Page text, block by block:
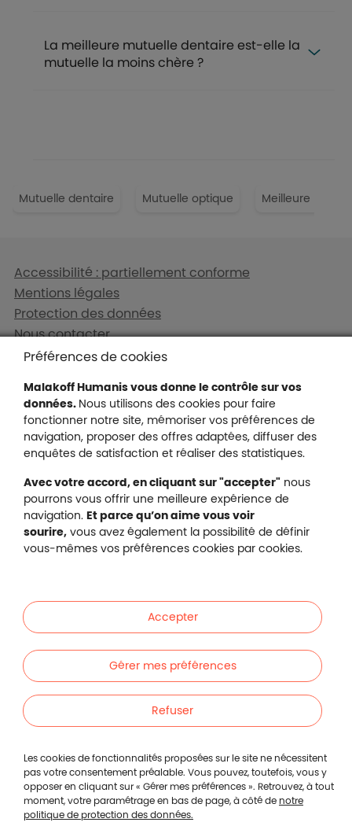
La meilleure mutuelle dentaire est-elle la
mutuelle la moins chère ?
Mutuelle dentaire Mutuelle optique Meilleure
Liens en bas de page
Accessibilité : partiellement conforme
Mentions légales
Protection des données
Nous contacter
Plan du site
Malakoff Humanis sur Facebook
Malakoff Humanis sur YouTube
Malakoff Humanis sur X
Malakoff Humanis
Footer autres sites
Mutuelle santé, prévoyance, épargne, retraite,
Malakoff Humanis à vos côtés.
Entreprises
Indépendants
Footer autres liens
Autres
Mentions légales
Protection des données
Gestion des cookies
Préférences de cookies
Malakoff Humanis vous donne le contrôle sur vos
données. Nous utilisons des cookies pour faire
fonctionner notre site, mémoriser vos préférences de
navigation, proposer des offres adaptées, diffuser des
enquêtes de satisfaction et réaliser des statistiques.
Avec votre accord, en cliquant sur "accepter" nous
pourrons vous offrir une meilleure expérience de
navigation. Et parce qu’on aime vous voir
sourire, vous avez également la possibilité de définir
vous-mêmes vos préférences cookies par cookies.
Les cookies de fonctionnalités proposées sur le site ne nécessitent
pas votre consentement préalable. Vous pouvez, toutefois, vous y
opposer en cliquant sur « Gérer mes préférences ». Retrouvez, à tout
moment, votre paramétrage en bas de page, à côté de notre
politique de protection des données.
Refuser
Gérer mes préférences
Accepter